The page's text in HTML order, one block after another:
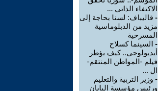
الاكتفاء الذاتي ...
- قاليباف: لسنا بحاجة إلى
مزيد من الدبلوماسية
المسرحية
- السينما كسلاح
أيديولوجي.. كيف يؤطر
فيلم -المواطن المنتقم-
ال ...
- وزير التربية والتعليم
ورئيس مؤسسة اليابان